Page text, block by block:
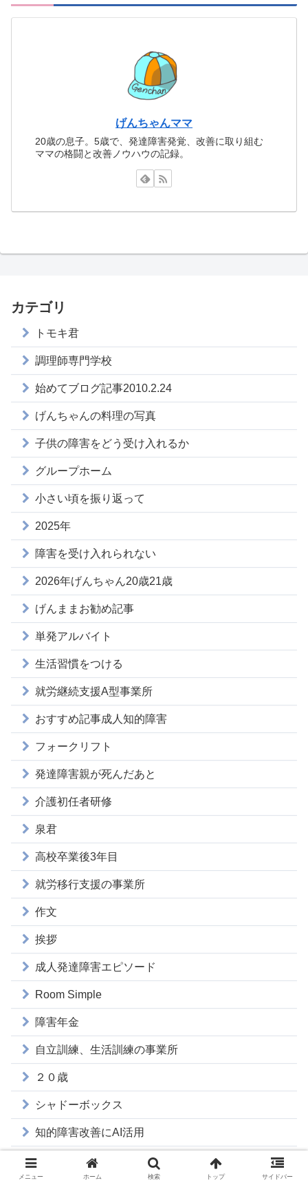
げんちゃんママ
20歳の息子。5歳で、発達障害発覚、改善に取り組む
ママの格闘と改善ノウハウの記録。
カテゴリ
トモキ君
調理師専門学校
始めてブログ記事2010.2.24
げんちゃんの料理の写真
子供の障害をどう受け入れるか
グループホーム
小さい頃を振り返って
2025年
障害を受け入れられない
2026年げんちゃん20歳21歳
げんままお勧め記事
単発アルバイト
生活習慣をつける
就労継続支援A型事業所
おすすめ記事成人知的障害
フォークリフト
発達障害親が死んだあと
介護初任者研修
泉君
高校卒業後3年目
就労移行支援の事業所
作文
挨拶
成人発達障害エピソード
Room Simple
障害年金
自立訓練、生活訓練の事業所
２０歳
シャドーボックス
知的障害改善にAI活用
マナー
メニュー ホーム 検索 トップ サイドバー